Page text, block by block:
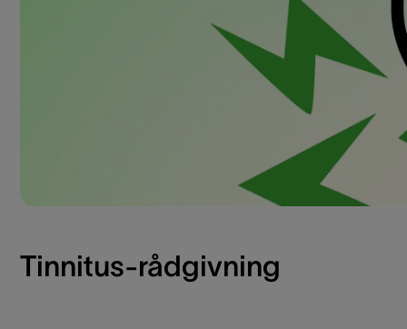
Tinnitus-rådgivning